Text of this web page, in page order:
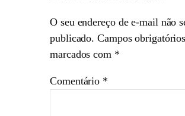
O seu endereço de e-mail não
publicado. Campos
marcados com *
Comentário *